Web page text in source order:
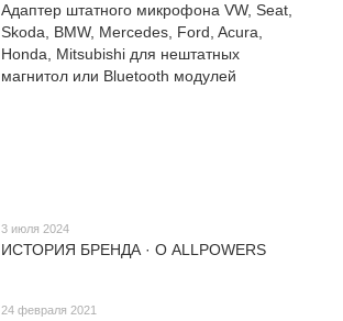
Адаптер штатного микрофона VW, Seat,
Skoda, BMW, Mercedes, Ford, Acura,
Honda, Mitsubishi для нештатных
магнитол или Bluetooth модулей
3 июля 2024
ИСТОРИЯ БРЕНДА · О ALLPOWERS
24 февраля 2021